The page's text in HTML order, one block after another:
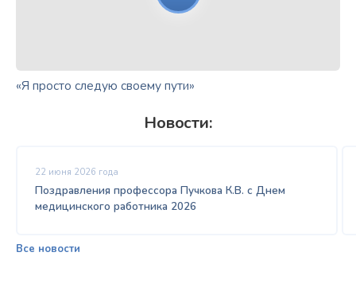
«Я просто следую своему пути»
Новости:
22 июня 2026 года
Поздравления профессора Пучкова К.В. с Днем
медицинского работника 2026
Все новости